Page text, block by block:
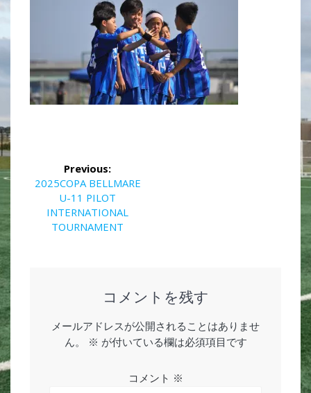
投
稿
ナ
ビ
ゲ
ー
シ
ョ
ン
Previous:
Previous
2025COPA BELLMARE
U-11 PILOT
INTERNATIONAL
TOURNAMENT
コメントを残す
メールアドレスが公開されることはありませ
ん。
※ が付いている欄は必須項目です
コメント ※